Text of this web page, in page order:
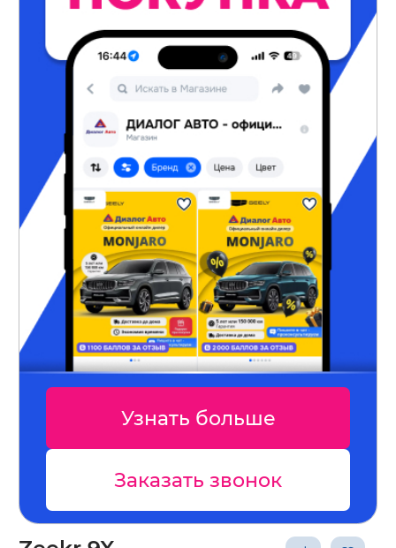
Узнать больше
Заказать звонок